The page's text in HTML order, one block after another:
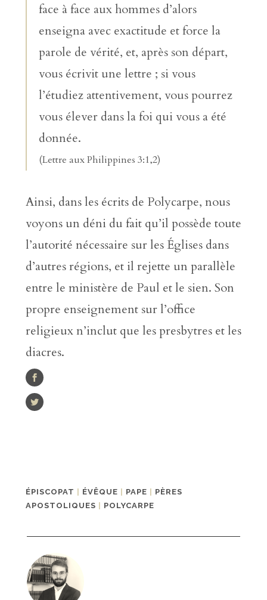
face à face aux hommes d’alors
enseigna avec exactitude et force la
parole de vérité, et, après son départ,
vous écrivit une lettre ; si vous
l’étudiez attentivement, vous pourrez
vous élever dans la foi qui vous a été
donnée.
(Lettre aux Philippines 3:1,2)
Ainsi, dans les écrits de Polycarpe, nous
voyons un déni du fait qu’il possède toute
l’autorité nécessaire sur les Églises dans
d’autres régions, et il rejette un parallèle
entre le ministère de Paul et le sien. Son
propre enseignement sur l’office
religieux n’inclut que les presbytres et les
diacres.
ÉPISCOPAT ÉVÊQUE PAPE
PÈRES
APOSTOLIQUES
POLYCARPE